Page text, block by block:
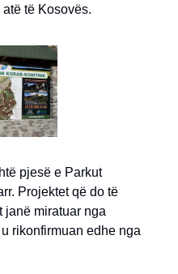
të Kosovës.
pjesë e Parkut
Projektet që do të
janë miratuar nga
rikonfirmuan edhe nga